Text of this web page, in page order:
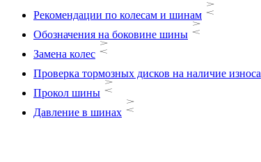
Рекомендации по колесам и шинам
Обозначения на боковине шины
Замена колес
Проверка тормозных дисков на наличие износа
Прокол шины
Давление в шинах